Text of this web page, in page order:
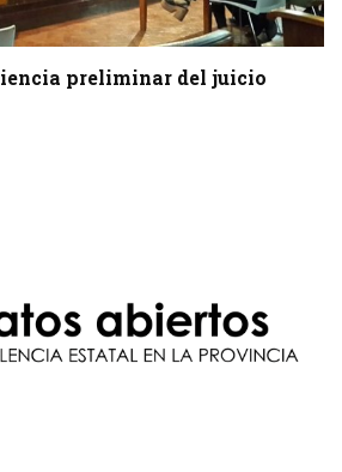
preliminar del juicio